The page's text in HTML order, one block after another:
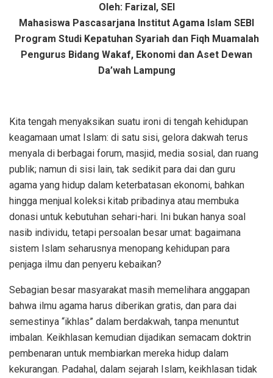
Oleh: Farizal, SEI
Mahasiswa Pascasarjana Institut Agama Islam SEBI
Program Studi Kepatuhan Syariah dan Fiqh Muamalah
Pengurus Bidang Wakaf, Ekonomi dan Aset Dewan
Da’wah Lampung
Kita tengah menyaksikan suatu ironi di tengah kehidupan
keagamaan umat Islam: di satu sisi, gelora dakwah terus
menyala di berbagai forum, masjid, media sosial, dan ruang
publik; namun di sisi lain, tak sedikit para dai dan guru
agama yang hidup dalam keterbatasan ekonomi, bahkan
hingga menjual koleksi kitab pribadinya atau membuka
donasi untuk kebutuhan sehari-hari. Ini bukan hanya soal
nasib individu, tetapi persoalan besar umat: bagaimana
sistem Islam seharusnya menopang kehidupan para
penjaga ilmu dan penyeru kebaikan?
Sebagian besar masyarakat masih memelihara anggapan
bahwa ilmu agama harus diberikan gratis, dan para dai
semestinya “ikhlas” dalam berdakwah, tanpa menuntut
imbalan. Keikhlasan kemudian dijadikan semacam doktrin
pembenaran untuk membiarkan mereka hidup dalam
kekurangan. Padahal, dalam sejarah Islam, keikhlasan tidak